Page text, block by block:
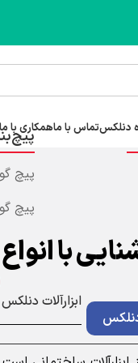
پیچ‌بند
پیچ
پیچ
دنلکستماس با ما همکاری با ما
با
ابزارآلات دنلکس